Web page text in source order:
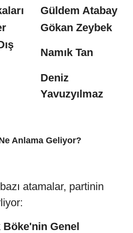
Güldem Atabay
Gökan Zeybek
Namık Tan
Deniz
Yavuzyılmaz
Anlama Geliyor?
atamalar, partinin
Böke'nin Genel